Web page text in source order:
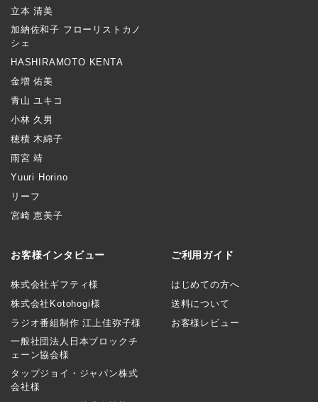
立本 清美
加納佐和子 フローリストカノ
シェ
HASHIRAMOTO KENTA
金増 佑美
青山 ユキコ
小林 久男
穂積 木綿子
雨宮 靖
Yuuri Horino
リーフ
宮崎 恵美子
お客様インタビュー
株式会社ギフティ様
株式会社Kotohogi様
ラジオ番組制作 江上佳弥子様
一般社団法人日本ブロックチ
ェーン協会様
タップジョイ・ジャパン株式
会社様
ご利用ガイド
はじめての方へ
送料について
お客様レビュー